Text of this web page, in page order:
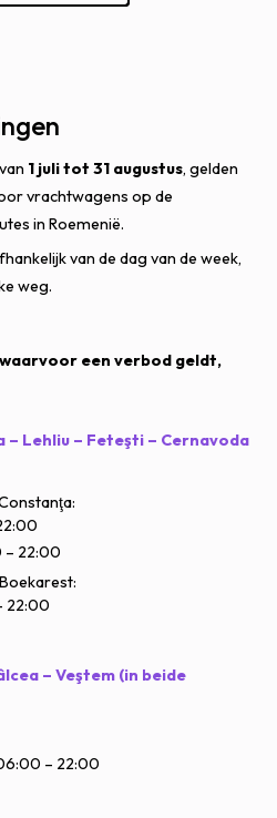
1 juli tot 31 augustus, gelden
vrachtwagens op de
in Roemenië.
van de dag van de week,
weg.
een verbod geldt,
– Lehliu – Feteşti – Cernavoda
22:00
22:00
– Veştem (in beide
– 22:00